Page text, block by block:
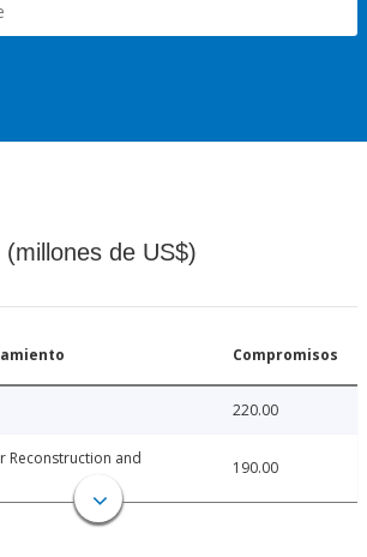
de US$)
Compromisos
220.00
Reconstruction and
190.00